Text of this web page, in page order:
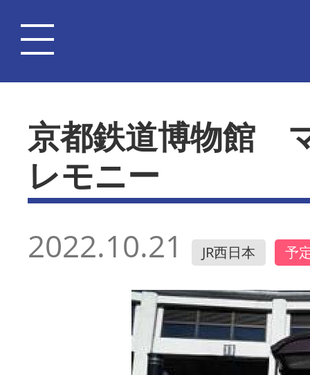
京都鉄道博物館
レモニー
2022.10.21 JR西日本 予